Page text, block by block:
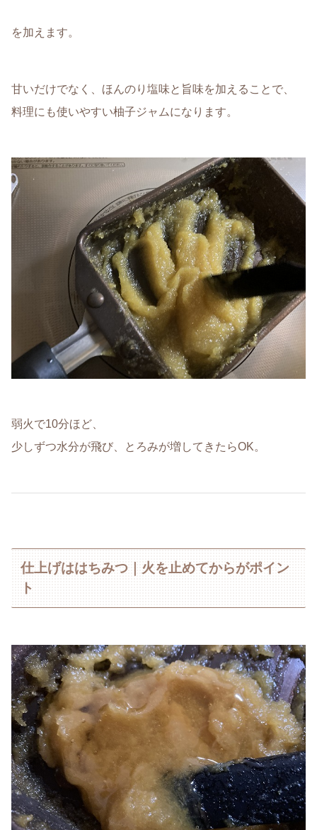
を加えます。
甘いだけでなく、ほんのり塩味と旨味を加えることで、
料理にも使いやすい柚子ジャムになります。
弱火で10分ほど、
少しずつ水分が飛び、とろみが増してきたらOK。
仕上げははちみつ｜火を止めてからがポイン
ト